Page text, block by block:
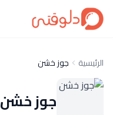
الرئيسية جوز خشن
جوز خشن